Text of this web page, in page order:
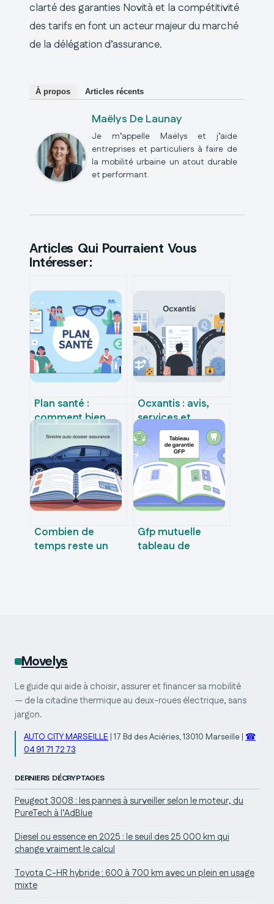
clarté des garanties Novità et la compétitivité
des tarifs en font un acteur majeur du marché
de la délégation d’assurance.
À propos Articles récents
Maëlys De Launay
Je m’appelle Maëlys et j’aide
entreprises et particuliers à faire de
la mobilité urbaine un atout durable
et performant.
Articles Qui Pourraient Vous
Intéresser :
Plan santé :
comment bien
choisir,
comprendre et
optimiser vos
garanties
Ocxantis : avis,
services et
fonctionnement
de cette société
de recouvrement
Combien de
temps reste un
Gfp mutuelle
tableau de
Movelys
Le guide qui aide à choisir, assurer et financer sa mobilité
— de la citadine thermique au deux-roues électrique, sans
jargon.
AUTO CITY MARSEILLE | 17 Bd des Aciéries, 13010 Marseille | ☎
04 91 71 72 73
DERNIERS DÉCRYPTAGES
Peugeot 3008 : les pannes à surveiller selon le moteur, du
PureTech à l’AdBlue
Diesel ou essence en 2025 : le seuil des 25 000 km qui
change vraiment le calcul
Toyota C-HR hybride : 600 à 700 km avec un plein en usage
mixte